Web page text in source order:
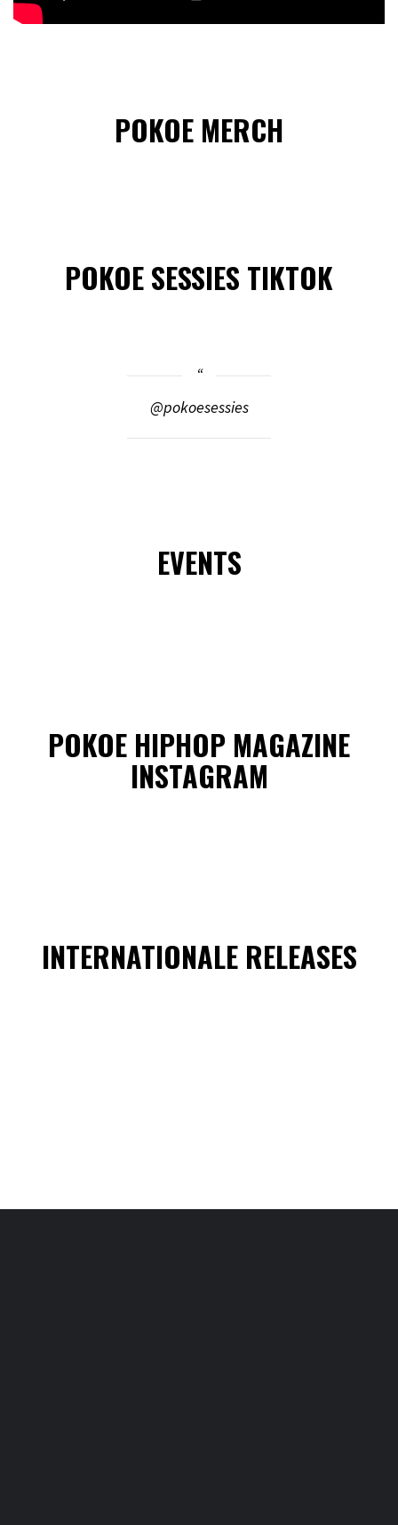
POKOE MERCH
POKOE SESSIES TIKTOK
@pokoesessies
EVENTS
POKOE HIPHOP MAGAZINE
INSTAGRAM
INTERNATIONALE RELEASES